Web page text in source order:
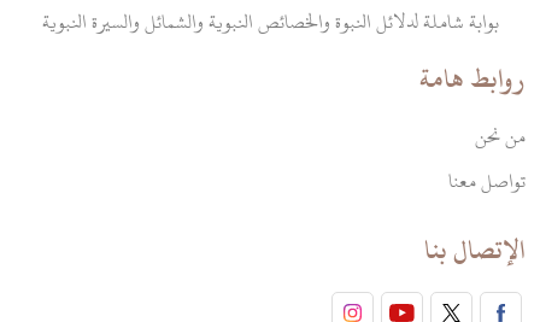
بوابة شاملة لدلائل النبوة والخصائص النبوية والشمائل والسيرة النبوية
روابط هامة
من نحن
تواصل معنا
الإتصال بنا